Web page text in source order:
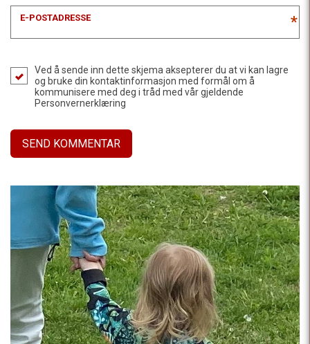
E-POSTADRESSE *
Ved å sende inn dette skjema aksepterer du at vi kan lagre
og bruke din kontaktinformasjon med formål om å
kommunisere med deg i tråd med vår gjeldende
Personvernerklæring